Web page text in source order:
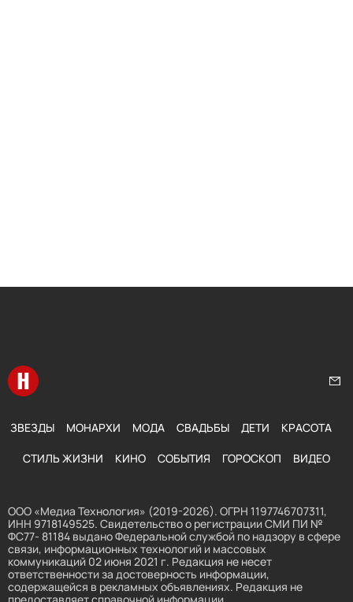
Перейти на главную
ЗВЕЗДЫ МОНАРХИ МОДА СВАДЬБЫ ДЕТИ КРАСОТА
СТИЛЬ ЖИЗНИ КИНО СОБЫТИЯ ГОРОСКОП ВИДЕО
ООО «Медиа Технология» (2019-2026). ОГРН 1197746707311,
ИНН 9718149525. Свидетельство о регистрации СМИ ПИ №
ФС77- 81184 выдано Федеральной службой по надзору в сфере
связи, информационных технологий и массовых
коммуникаций 02 июня 2021 г. Редакция не несет
ответственности за достоверность информации,
содержащейся в рекламных объявлениях. Редакция не